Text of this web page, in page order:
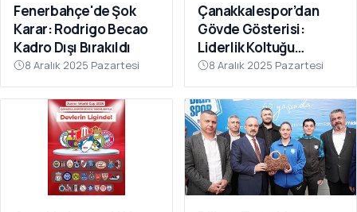
Fenerbahçe'de Şok
Karar: Rodrigo Becao
Kadro Dışı Bırakıldı
8 Aralık 2025 Pazartesi
Çanakkalespor’dan
Gövde Gösterisi:
Liderlik Koltuğu
Bırakılmıyor!
8 Aralık 2025 Pazartesi